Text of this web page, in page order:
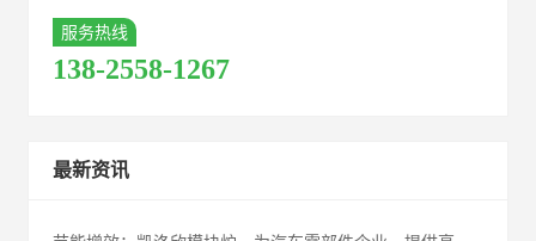
服务热线
138-2558-1267
最新资讯